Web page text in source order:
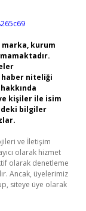
kurum
haber niteliği
kişiler ile isim
bilgiler
ve İletişim
olarak hizmet
olarak denetleme
Ancak, üyelerimiz
siteye üye olarak